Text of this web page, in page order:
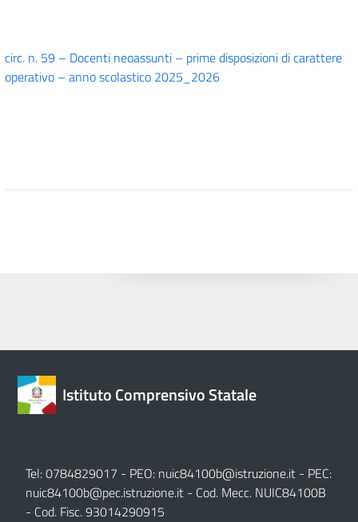
circ. n. 59 – Docenti neoassunti – prime disposizioni di carattere
operativo – anno scolastico 2025_2026
Istituto Comprensivo Statale
Tel: 0784829017 - PEO: nuic84100b@istruzione.it - PEC:
nuic84100b@pec.istruzione.it - Cod. Mecc. NUIC84100B
- Cod. Fisc. 93014290915